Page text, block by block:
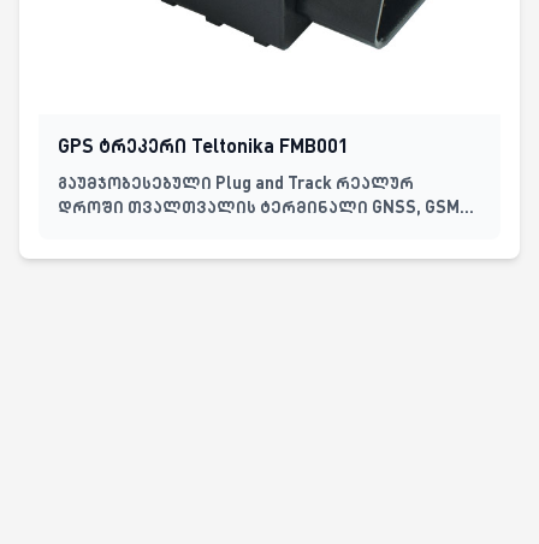
GPS ტრეკერი Teltonika FMB001
გაუმჯობესებული Plug and Track რეალურ
დროში თვალთვალის ტერმინალი GNSS, GSM